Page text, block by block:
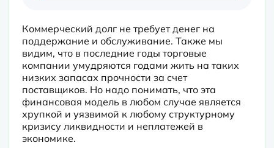
Коммерческий долг не требует денег на
поддержание и обслуживание. Также мы
видим, что в последние годы торговые
компании умудряются годами жить на таких
низких запасах прочности за счет
поставщиков. Но надо понимать, что эта
финансовая модель в любом случае является
хрупкой и уязвимой к любому структурному
кризису ликвидности и неплатежей в
экономике.